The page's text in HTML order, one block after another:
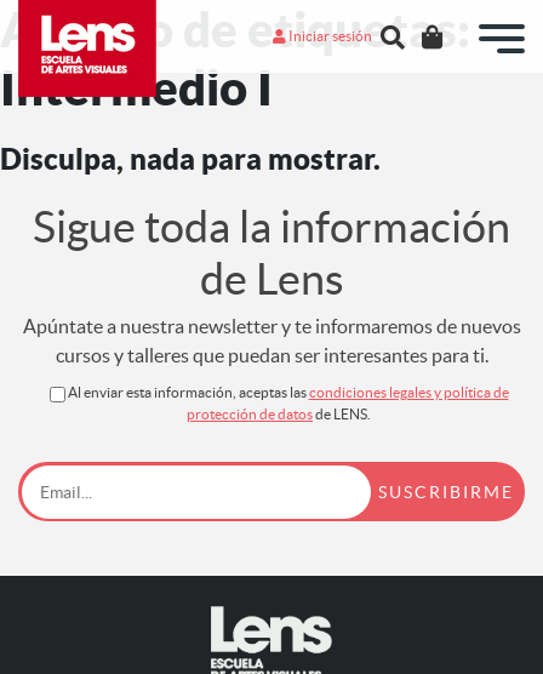
Iniciar sesión
Archivo de etiquetas:
Intermedio I
Disculpa, nada para mostrar.
Sigue toda la información
de Lens
Apúntate a nuestra newsletter y te informaremos de nuevos
cursos y talleres que puedan ser interesantes para ti.
Al enviar esta información, aceptas lascondiciones legales y política de
protección de datosde LENS.